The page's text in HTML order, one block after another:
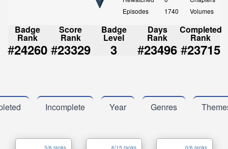
Episodes
1740
Volumes
Badge
Rank
#24260
Score
Rank
#23329
Badge
Level
3
Days
Rank
#23496
Completed
Rank
#23715
Incomplete Year Genres
3/6 ranks 6/15 ranks 0/6 ranks